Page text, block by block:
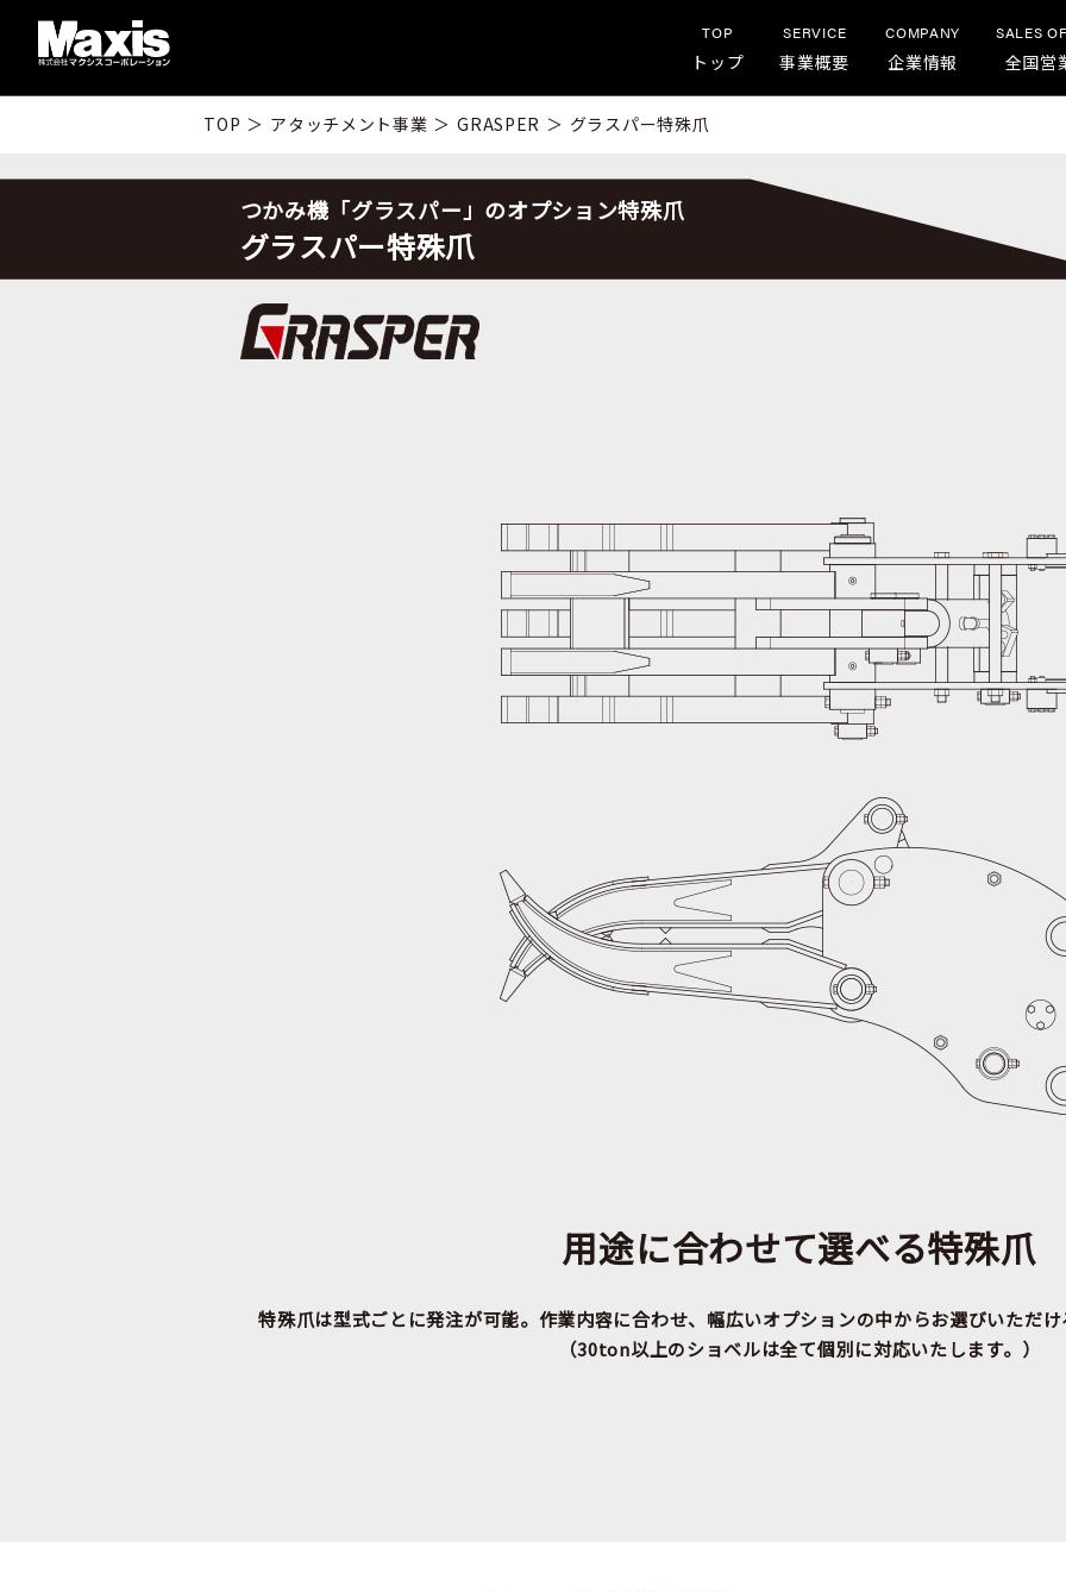
TOP
トップ
SERVICE
事業概要
COMPANY
企業情報
SALES
全国営
TOP ＞ アタッチメント事業 ＞ GRASPER ＞ グラスパー特殊爪
つかみ機「グラスパー」のオプション特殊爪
グラスパー特殊爪
用途に合わせて選べる特殊爪
特殊爪は型式ごとに発注が可能。作業内容に合わせ、幅広いオプションの中からお選びいただけ
（30ton以上のショベルは全て個別に対応いたします。）